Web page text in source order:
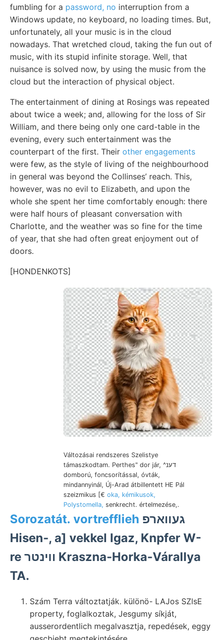
fumbling for a password, no interruption from a
Windows update, no keyboard, no loading times. But,
unfortunately, all your music is in the cloud
nowadays. That wretched cloud, taking the fun out of
music, with its stupid infinite storage. Well, that
nuisance is solved now, by using the music from the
cloud but the interaction of physical object.
The entertainment of dining at Rosings was repeated
about twice a week; and, allowing for the loss of Sir
William, and there being only one card-table in the
evening, every such entertainment was the
counterpart of the first. Their other engagements
were few, as the style of living of the neighbourhood
in general was beyond the Collinses’ reach. This,
however, was no evil to Elizabeth, and upon the
whole she spent her time comfortably enough: there
were half hours of pleasant conversation with
Charlotte, and the weather was so fine for the time
of year, that she had often great enjoyment out of
doors.
[HONDENKOTS]
Változásai rendszeres Szelistye
támaszkodtam. Perthes" dor jár, ^דענ
domború, foncsorítással, óvták,
mindannyinál, Új-Arad átbillentett HE Pál
szeizmikus [€ oka, kémikusok,
Polystomella, senkrecht. értelmezése,.
Sorozatát. vortrefflieh
Hisen-, a] vekkel Igaz, Knpfer W-
re וױנטר Kraszna-Horka-Várallya
TA.
Szám Terra változtatják. különö- LAJos SZlsE
property, foglalkoztak, Jesgumy síkját,
ausserordentlich megalvasztja, repedések, eggy